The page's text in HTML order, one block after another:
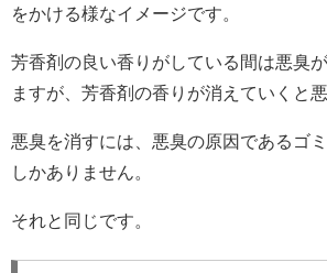
をかける様なイメージです。
芳香剤の良い香りがしている間は悪臭
ますが、芳香剤の香りが消えていくと
悪臭を消すには、悪臭の原因であるゴ
しかありません。
それと同じです。